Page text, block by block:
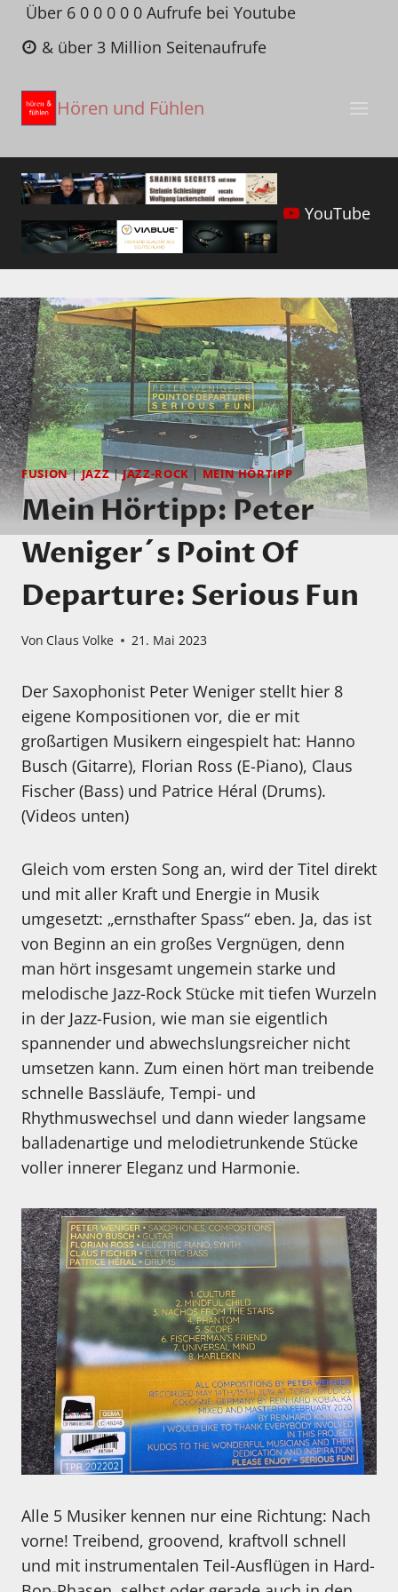
Zum
Inhalt
springen
Über 6 0 0 0 0 0 Aufrufe bei Youtube
& über 3 Million Seitenaufrufe
Hören und Fühlen
YouTube
FUSION|JAZZ|JAZZ-ROCK |MEIN HÖRTIPP
Mein Hörtipp: Peter
Weniger´s Point Of
Departure: Serious Fun
Von Claus Volke 21. Mai 2023
Der Saxophonist Peter Weniger stellt hier 8
eigene Kompositionen vor, die er mit
großartigen Musikern eingespielt hat: Hanno
Busch (Gitarre), Florian Ross (E-Piano), Claus
Fischer (Bass) und Patrice Héral (Drums).
(Videos unten)
Gleich vom ersten Song an, wird der Titel direkt
und mit aller Kraft und Energie in Musik
umgesetzt: „ernsthafter Spass“ eben. Ja, das ist
von Beginn an ein großes Vergnügen, denn
man hört insgesamt ungemein starke und
melodische Jazz-Rock Stücke mit tiefen Wurzeln
in der Jazz-Fusion, wie man sie eigentlich
spannender und abwechslungsreicher nicht
umsetzen kann. Zum einen hört man treibende
schnelle Bassläufe, Tempi- und
Rhythmuswechsel und dann wieder langsame
balladenartige und melodietrunkende Stücke
voller innerer Eleganz und Harmonie.
Alle 5 Musiker kennen nur eine Richtung: Nach
vorne! Treibend, groovend, kraftvoll schnell
und mit instrumentalen Teil-Ausflügen in Hard-